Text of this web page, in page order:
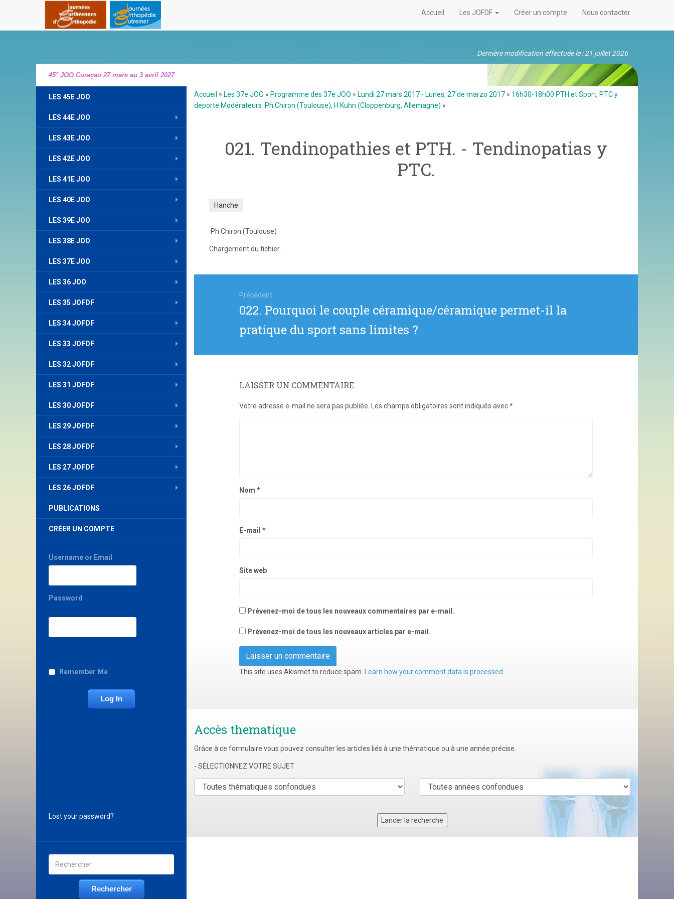
Dernière modification effectuée le : 21 juillet 2026
45° JOO Curaçao 27 mars au 3 avril 2027
Accueil Les JOFDF Créer un compte Nous contacter
LES 45E JOO
LES 44E JOO
LES 43E JOO
LES 42E JOO
LES 41E JOO
LES 40E JOO
LES 39E JOO
LES 38E JOO
LES 37E JOO
LES 36 JOO
LES 35 JOFDF
LES 34 JOFDF
LES 33 JOFDF
LES 32 JOFDF
LES 31 JOFDF
LES 30 JOFDF
LES 29 JOFDF
LES 28 JOFDF
LES 27 JOFDF
LES 26 JOFDF
PUBLICATIONS
CRÉER UN COMPTE
Username or Email
Password
Remember Me
Lost your password?
Accueil » Les 37e JOO » Programme des 37e JOO » Lundi 27 mars 2017 - Lunes, 27 de marzo 2017 » 16h30-18h00 PTH et Sport, PTC y
deporte Modérateurs :Ph Chiron (Toulouse), H Kuhn (Cloppenburg, Allemagne) »
021. Tendinopathies et PTH. - Tendinopatias y
PTC.
Hanche
Ph Chiron (Toulouse)
Chargement du fichier...
l’article
Précédent
Article
précédent
:
022. Pourquoi le couple céramique/céramique permet-il la
pratique du sport sans limites ?
LAISSER UN COMMENTAIRE
Votre adresse e-mail ne sera pas publiée. Les champs obligatoires sont indiqués avec*
Nom *
E-mail *
Site web
Prévenez-moi de tous les nouveaux commentaires par e-mail.
Prévenez-moi de tous les nouveaux articles par e-mail.
This site uses Akismet to reduce spam. Learn how your comment data is processed.
Accès thematique
Grâce à ce formulaire vous pouvez consulter les articles liés à une thématique ou à une année précise.
- SÉLECTIONNEZ VOTRE SUJET